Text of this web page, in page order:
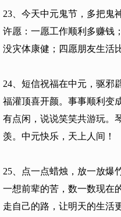
23、今天中元鬼节，多把鬼
许愿：一愿工作顺利多赚钱
没灾体康健；四愿朋友生活
24、短信祝福在中元，驱邪
福灌顶喜开颜。事事顺利变
有点闲，说说笑笑共游玩。
羡。中元快乐，天上人间！
25、点一点蜡烛，放一放爆
一想前辈的苦，数一数现在
走自己的路，让明天的生活